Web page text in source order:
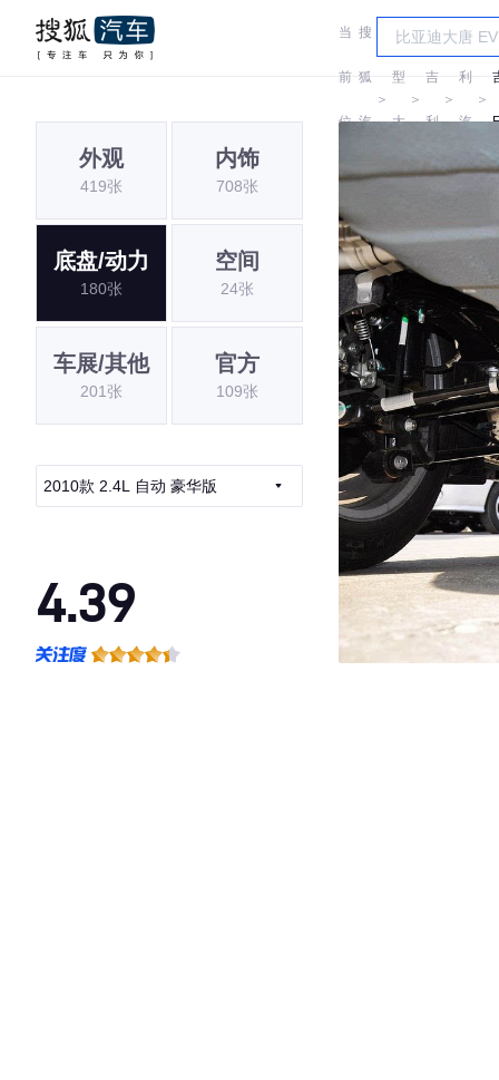
当
前
位
搜
狐
汽
＞
车
型
大
＞
吉
利
＞
吉
利
汽
车
＞
外观
419张
内饰
708张
底盘/动力
180张
空间
24张
车展/其他
201张
官方
109张
2010款 2.4L 自动 豪华版
4.39